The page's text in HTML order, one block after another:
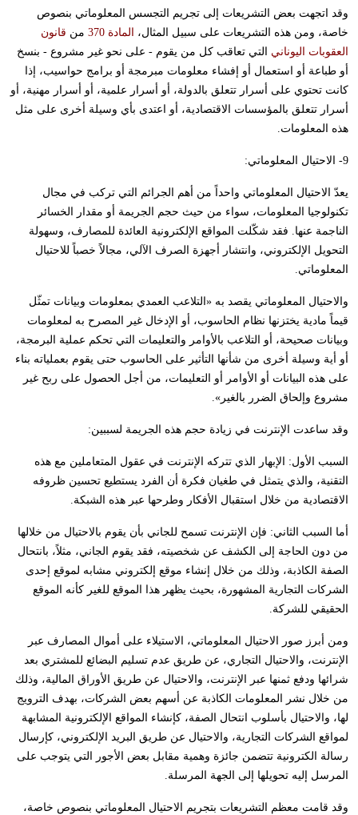
وقد اتجهت بعض التشريعات إلى تجريم التجسس المعلوماتي بنصوص
خاصة، ومن هذه التشريعات على سبيل المثال،
المادة 370 من قانون
العقوبات اليوناني التي تعاقب كل من يقوم - على نحو غير مشروع - بنسخ
أو طباعة أو استعمال أو إفشاء معلومات مبرمجة أو برامج حواسيب، إذا
كانت تحتوي على أسرار تتعلق بالدولة، أو أسرار علمية، أو أسرار مهنية، أو
أسرار تتعلق بالمؤسسات الاقتصادية، أو اعتدى بأي وسيلة أخرى على مثل
هذه المعلومات.
9- الاحتيال المعلوماتي:
يعدّ الاحتيال المعلوماتي واحداً من أهم الجرائم التي تركب في مجال
تكنولوجيا المعلومات، سواء من حيث حجم الجريمة أو مقدار الخسائر
الناجمة عنها. فقد شكّلت المواقع الإلكترونية العائدة للمصارف، وسهولة
التحويل الإلكتروني، وانتشار أجهزة الصرف الآلي، مجالاً خصباً للاحتيال
المعلوماتي.
والاحتيال المعلوماتي يقصد به «التلاعب العمدي بمعلومات وبيانات تمثّل
قيماً مادية يختزنها نظام الحاسوب، أو الإدخال غير المصرح به لمعلومات
وبيانات صحيحة، أو التلاعب بالأوامر والتعليمات التي تحكم عملية البرمجة،
أو أية وسيلة أخرى من شأنها التأثير على الحاسوب حتى يقوم بعملياته بناء
على هذه البيانات أو الأوامر أو التعليمات، من أجل الحصول على ربح غير
مشروع وإلحاق الضرر بالغير».
وقد ساعدت الإنترنت في زيادة حجم هذه الجريمة لسببين:
السبب الأول: الإبهار الذي تتركه الإنترنت في عقول المتعاملين مع هذه
التقنية، والذي يتمثل في طغيان فكرة أن الفرد يستطيع تحسين ظروفه
الاقتصادية من خلال استقبال الأفكار وطرحها عبر هذه الشبكة.
أما السبب الثاني: فإن الإنترنت تسمح للجاني بأن يقوم بالاحتيال من خلالها
من دون الحاجة إلى الكشف عن شخصيته، فقد يقوم الجاني، مثلاً، بانتحال
الصفة الكاذبة، وذلك من خلال إنشاء موقع إلكتروني مشابه لموقع إحدى
الشركات التجارية المشهورة، بحيث يظهر هذا الموقع للغير كأنه الموقع
الحقيقي للشركة.
ومن أبرز صور الاحتيال المعلوماتي، الاستيلاء على أموال المصارف عبر
الإنترنت، والاحتيال التجاري، عن طريق عدم تسليم البضائع للمشتري بعد
شرائها ودفع ثمنها عبر الإنترنت، والاحتيال عن طريق الأوراق المالية، وذلك
من خلال نشر المعلومات الكاذبة عن أسهم بعض الشركات، بهدف الترويج
لها، والاحتيال بأسلوب انتحال الصفة، كإنشاء المواقع الإلكترونية المشابهة
لمواقع الشركات التجارية، والاحتيال عن طريق البريد الإلكتروني، كإرسال
رسالة الكترونية تتضمن جائزة وهمية مقابل بعض الأجور التي يتوجب على
المرسل إليه تحويلها إلى الجهة المرسلة.
وقد قامت معظم التشريعات بتجريم الاحتيال المعلوماتي بنصوص خاصة،